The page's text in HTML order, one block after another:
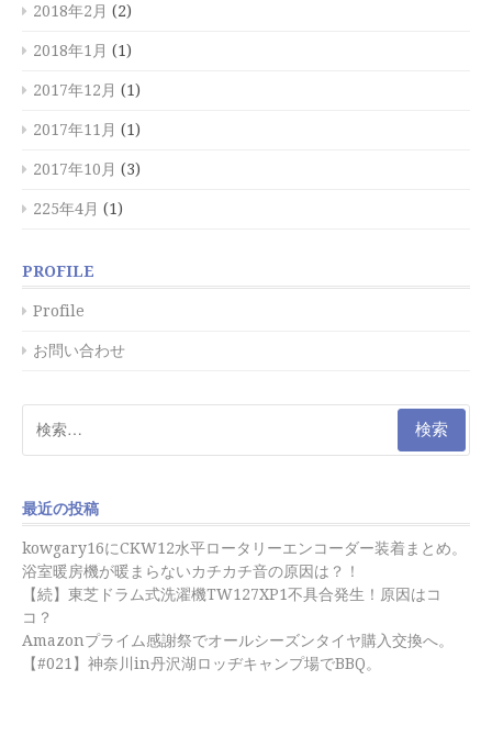
2018年2月 (2)
2018年1月 (1)
2017年12月 (1)
2017年11月 (1)
2017年10月 (3)
225年4月 (1)
PROFILE
Profile
お問い合わせ
索:
最近の投稿
kowgary16にCKW12水平ロータリーエンコーダー装着まとめ。
浴室暖房機が暖まらないカチカチ音の原因は？！
【続】東芝ドラム式洗濯機TW127XP1不具合発生！原因はコ
コ？
Amazonプライム感謝祭でオールシーズンタイヤ購入交換へ。
【#021】神奈川in丹沢湖ロッヂキャンプ場でBBQ。